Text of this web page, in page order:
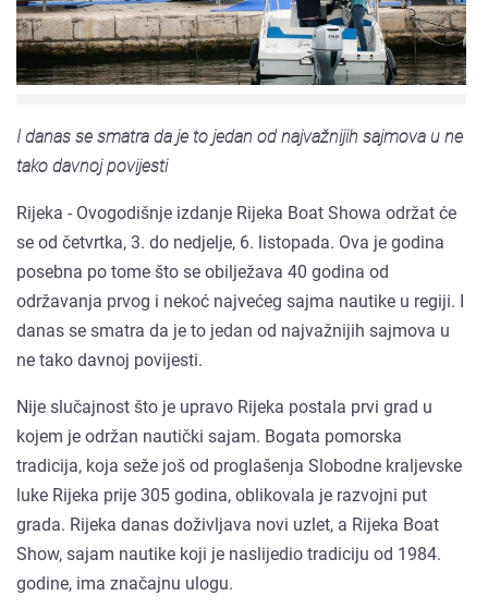
I danas se smatra da je to jedan od najvažnijih sajmova u ne
tako davnoj povijesti
Rijeka - Ovogodišnje izdanje Rijeka Boat Showa održat će
se od četvrtka, 3. do nedjelje, 6. listopada. Ova je godina
posebna po tome što se obilježava 40 godina od
održavanja prvog i nekoć najvećeg sajma nautike u regiji. I
danas se smatra da je to jedan od najvažnijih sajmova u
ne tako davnoj povijesti.
Nije slučajnost što je upravo Rijeka postala prvi grad u
kojem je održan nautički sajam. Bogata pomorska
tradicija, koja seže još od proglašenja Slobodne kraljevske
luke Rijeka prije 305 godina, oblikovala je razvojni put
grada. Rijeka danas doživljava novi uzlet, a Rijeka Boat
Show, sajam nautike koji je naslijedio tradiciju od 1984.
godine, ima značajnu ulogu.